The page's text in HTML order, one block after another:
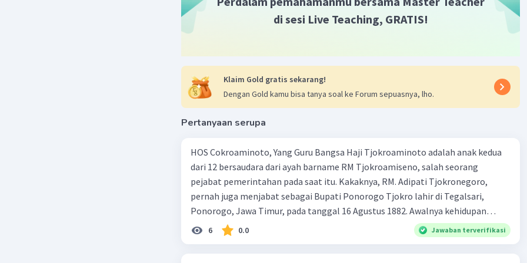
di sesi Live Teaching, GRATIS!
Klaim Gold gratis sekarang!
Dengan Gold kamu bisa tanya soal ke Forum sepuasnya, lho.
Pertanyaan serupa
HOS Cokroaminoto, Yang Guru Bangsa Haji Tjokroaminoto adalah anak kedua
dari 12 bersaudara dari ayah barname RM Tjokroamiseno, salah seorang
pejabat pemerintahan pada saat itu. Kakaknya, RM. Adipati Tjokronegoro,
pernah juga menjabat sebagai Bupati Ponorogo Tjokro lahir di Tegalsari,
Ponorogo, Jawa Timur, pada tanggal 16 Agustus 1882. Awalnya kehidupan
Tjokro terbilang biasa-basa saja. Semasa kecil ia dikenal sebagai anak yang
nakal dan suka berkelahi. Setelah beberapa kali berpindah sekolah, akhirnya ia
6 0.0 Jawaban terverifikasi